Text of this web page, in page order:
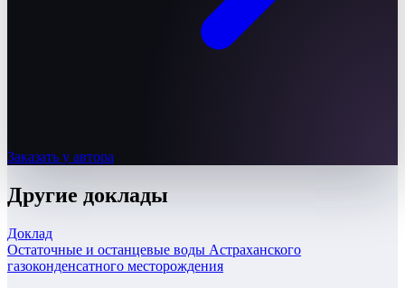
Заказать у автора
Другие доклады
Доклад
Остаточные и останцевые воды Астраханского
газоконденсатного месторождения